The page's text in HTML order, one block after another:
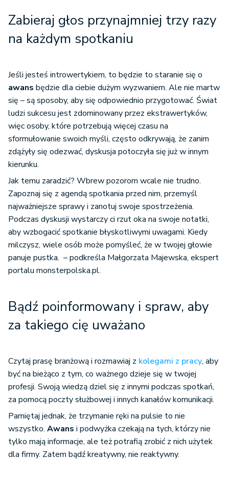
Zabieraj głos przynajmniej trzy razy
na każdym spotkaniu
Jeśli jesteś introwertykiem, to będzie to staranie się o
awans będzie dla ciebie dużym wyzwaniem. Ale nie martw
się – są sposoby, aby się odpowiednio przygotować. Świat
ludzi sukcesu jest zdominowany przez ekstrawertyków,
więc osoby, które potrzebują więcej czasu na
sformułowanie swoich myśli, często odkrywają, że zanim
zdążyły się odezwać, dyskusja potoczyła się już w innym
kierunku.
Jak temu zaradzić? Wbrew pozorom wcale nie trudno.
Zapoznaj się z agendą spotkania przed nim, przemyśl
najważniejsze sprawy i zanotuj swoje spostrzeżenia.
Podczas dyskusji wystarczy ci rzut oka na swoje notatki,
aby wzbogacić spotkanie błyskotliwymi uwagami. Kiedy
milczysz, wiele osób może pomyśleć, że w twojej głowie
panuje pustka. – podkreśla Małgorzata Majewska, ekspert
portalu monsterpolska.pl.
Bądź poinformowany i spraw, aby
za takiego cię uważano
Czytaj prasę branżową i rozmawiaj z kolegami z pracy, aby
być na bieżąco z tym, co ważnego dzieje się w twojej
profesji. Swoją wiedzą dziel się z innymi podczas spotkań,
za pomocą poczty służbowej i innych kanałów komunikacji.
Pamiętaj jednak, że trzymanie ręki na pulsie to nie
wszystko. Awans i podwyżka czekają na tych, którzy nie
tylko mają informacje, ale też potrafią zrobić z nich użytek
dla firmy. Zatem bądź kreatywny, nie reaktywny.